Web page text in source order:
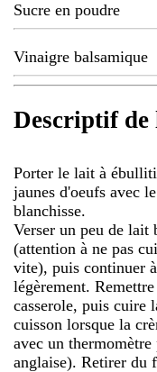
Sucre en poudre
Vinaigre balsamique
Descriptif de
Porter le lait à
jaunes d'oeufs avec
blanchisse.
Verser un peu de lait
(attention à ne pas
vite), puis continuer
légèrement.
casserole, puis cuire
cuisson lorsque la
avec un thermomètre
anglaise). Retirer du